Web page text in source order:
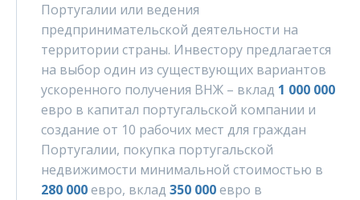
Португалии или ведения
предпринимательской деятельности на
территории страны. Инвестору предлагается
на выбор один из существующих вариантов
ускоренного получения ВНЖ – вклад 1 000 000
евро в капитал португальской компании и
создание от 10 рабочих мест для граждан
Португалии, покупка португальской
недвижимости минимальной стоимостью в
280 000евро, вклад 350 000евро в